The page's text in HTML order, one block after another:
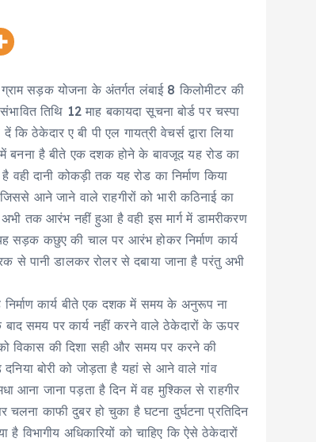
सड़क योजना के अंतर्गत लंबाई 8 किलोमीटर की
तिथि 12 माह बकायदा सूचना बोर्ड पर चस्पा
कि ठेकेदार ए बी पी एल गायत्री वेचर्स द्वारा लिया
में बनना है बीते एक दशक होने के बावजूद यह रोड का
वही दानी कोकड़ी तक यह रोड का निर्माण किया
आने जाने वाले राहगीरों को भारी कठिनाई का
तक आरंभ नहीं हुआ है वही इस मार्ग में डामरीकरण
सड़क कछुए की चाल पर आरंभ होकर निर्माण कार्य
से पानी डालकर रोलर से दबाया जाना है परंतु अभी
निर्माण कार्य बीते एक दशक में समय के अनुरूप ना
समय पर कार्य नहीं करने वाले ठेकेदारों के ऊपर
को विकास की दिशा सही और समय पर करने की
बोरी को जोड़ता है यहां से आने वाले गांव
आना जाना पड़ता है दिन में वह मुश्किल से राहगीर
काफी दुबर हो चुका है घटना दुर्घटना प्रतिदिन
विभागीय अधिकारियों को चाहिए कि ऐसे ठेकेदारों